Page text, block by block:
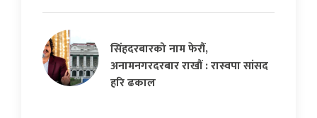
सिंहदरबारको नाम फेरौं,
अनामनगरदरबार राखौं : रास्वपा सांसद
हरि ढकाल